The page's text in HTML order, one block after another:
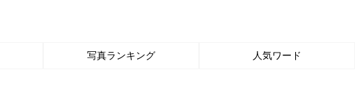
写真ランキング 人気ワード